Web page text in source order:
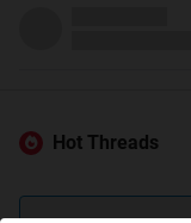
Hot Threads